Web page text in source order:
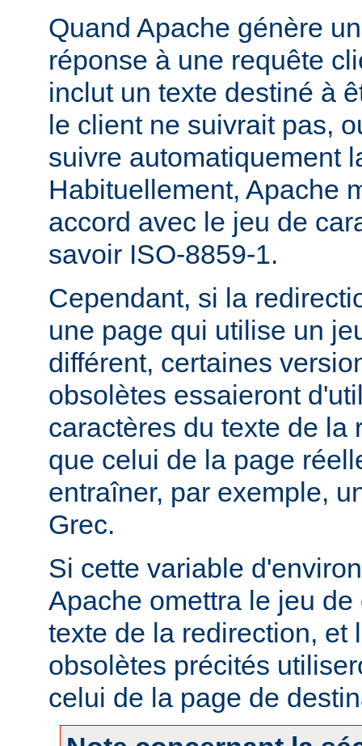
Quand Apache génère
réponse à une requête
inclut un texte destiné à
le client ne suivrait pas,
suivre automatiquement
Habituellement, Apache
accord avec le jeu de
savoir ISO-8859-1.
Cependant, si la
une page qui utilise un
différent, certaines
obsolètes essaieront
caractères du texte de la
que celui de la page
entraîner, par exemple,
Grec.
Si cette variable
Apache omettra le jeu
texte de la redirection, et
obsolètes précités
celui de la page de